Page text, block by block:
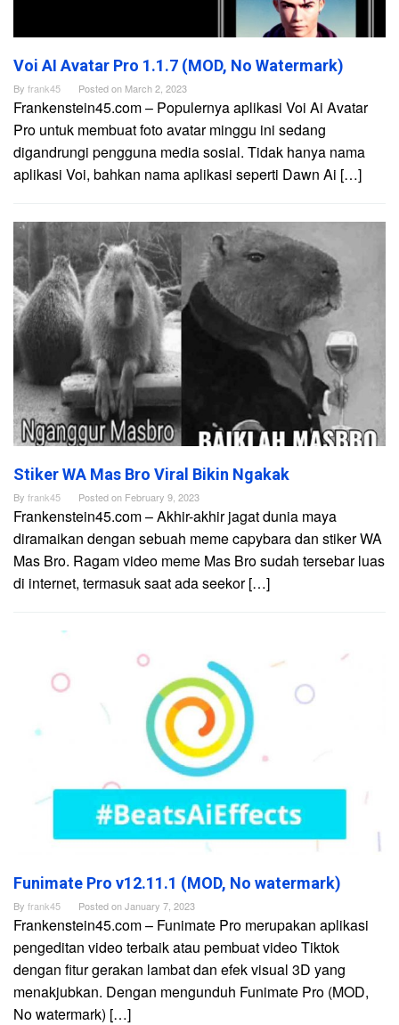
Voi AI Avatar Pro 1.1.7 (MOD, No Watermark)
By frank45 Posted on March 2, 2023
Frankenstein45.com – Populernya aplikasi Voi Ai Avatar
Pro untuk membuat foto avatar minggu ini sedang
digandrungi pengguna media sosial. Tidak hanya nama
aplikasi Voi, bahkan nama aplikasi seperti Dawn Ai […]
Stiker WA Mas Bro Viral Bikin Ngakak
By frank45 Posted on February 9, 2023
Frankenstein45.com – Akhir-akhir jagat dunia maya
diramaikan dengan sebuah meme capybara dan stiker WA
Mas Bro. Ragam video meme Mas Bro sudah tersebar luas
di internet, termasuk saat ada seekor […]
Funimate Pro v12.11.1 (MOD, No watermark)
By frank45 Posted onJanuary 7, 2023
Frankenstein45.com – Funimate Pro merupakan aplikasi
pengeditan video terbaik atau pembuat video Tiktok
dengan fitur gerakan lambat dan efek visual 3D yang
menakjubkan. Dengan mengunduh Funimate Pro (MOD,
No watermark) […]